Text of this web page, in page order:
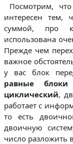
Посмотрим,
интересен тем,
суммой, про
использована
Прежде чем
важное
у вас блок
равные блоки
циклический,
работает с
то есть
двоичную
число разложить